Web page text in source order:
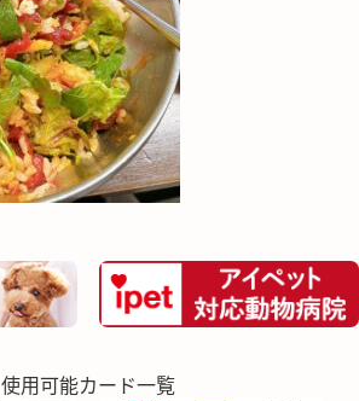
使用可能カード一覧